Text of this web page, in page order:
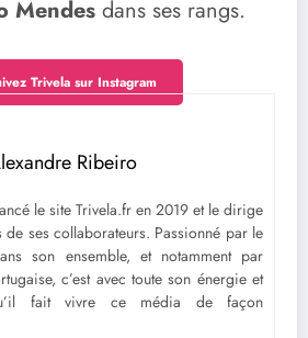
Mendes dans ses rangs.
Trivela sur Instagram
Ribeiro
le site Trivela.fr en 2019 et le dirige
de ses collaborateurs. Passionné par le
son ensemble, et notamment par
c’est avec toute son énergie et
fait vivre ce média de façon